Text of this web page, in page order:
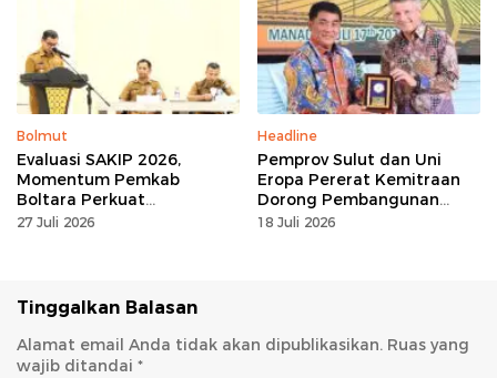
Bolmut
Evaluasi SAKIP 2026,
Momentum Pemkab
Boltara Perkuat
Akuntabilitas dan Kinerja
27 Juli 2026
Headline
Pemprov Sulut dan Uni
Eropa Pererat Kemitraan
Dorong Pembangunan
Berkelanjutan
18 Juli 2026
Tinggalkan Balasan
Alamat email Anda tidak akan dipublikasikan. Ruas yang
wajib ditandai *